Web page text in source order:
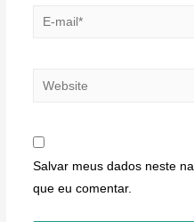
E-
Website
Salvar meus dados neste
que eu comentar.